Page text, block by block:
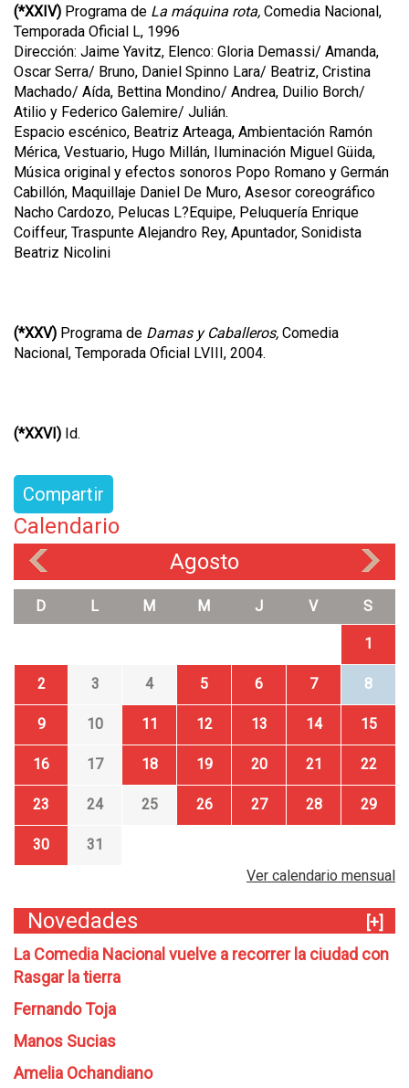
(*XXIV) Programa de La máquina rota, Comedia Nacional,
Temporada Oficial L, 1996
Dirección: Jaime Yavitz, Elenco: Gloria Demassi/ Amanda,
Oscar Serra/ Bruno, Daniel Spinno Lara/ Beatriz, Cristina
Machado/ Aída, Bettina Mondino/ Andrea, Duilio Borch/
Atilio y Federico Galemire/ Julián.
Espacio escénico, Beatriz Arteaga, Ambientación Ramón
Mérica, Vestuario, Hugo Millán, Iluminación Miguel Güida,
Música original y efectos sonoros Popo Romano y Germán
Cabillón, Maquillaje Daniel De Muro, Asesor coreográfico
Nacho Cardozo, Pelucas L?Equipe, Peluquería Enrique
Coiffeur, Traspunte Alejandro Rey, Apuntador, Sonidista
Beatriz Nicolini
(*XXV) Programa de Damas y Caballeros, Comedia
Nacional, Temporada Oficial LVIII, 2004.
(*XXVI) Id.
Compartir
Calendario
Agosto
D L M M J V S
1
2 3 4 5 6 7 8
9 10 11 12 13 14 15
16 17 18 19 20 21 22
23 24 25 26 27 28 29
30
31
Ver calendario mensual
Novedades
[+]
La Comedia Nacional vuelve a recorrer la ciudad con
Rasgar la tierra
Fernando Toja
Manos Sucias
Amelia Ochandiano